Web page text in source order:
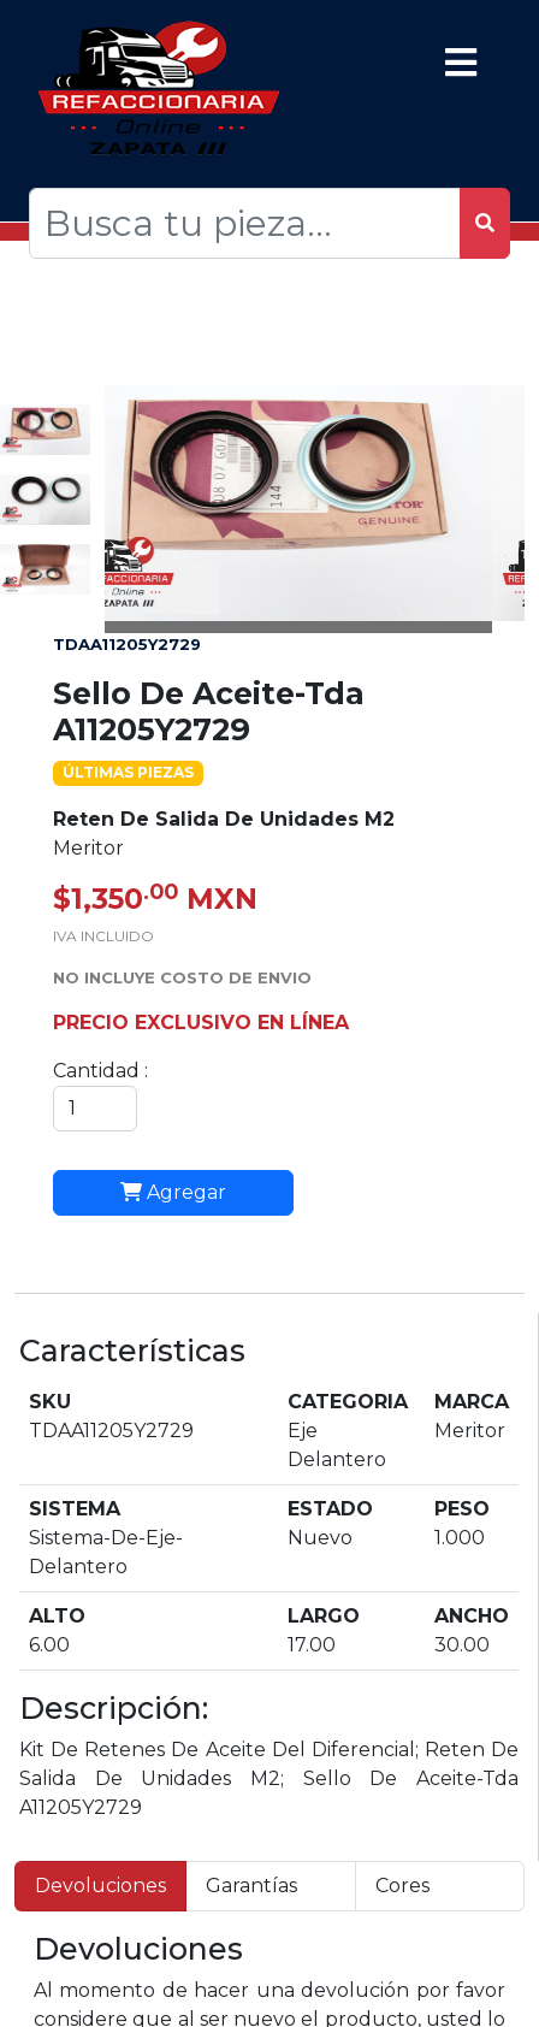
TDAA11205Y2729
Sello De Aceite-Tda
A11205Y2729
ÚLTIMAS PIEZAS
Reten De Salida De Unidades M2
Meritor
$1,350.00 MXN
IVA INCLUIDO
NO INCLUYE COSTO DE ENVIO
PRECIO EXCLUSIVO EN LÍNEA
Cantidad :
Agregar
Características
SKU
TDAA11205Y2729
CATEGORIA
Eje
Delantero
MARCA
Meritor
SISTEMA
Sistema-De-Eje-
Delantero
ESTADO
Nuevo
PESO
1.000
ALTO
6.00
LARGO
17.00
ANCHO
30.00
Descripción:
Kit De Retenes De Aceite Del Diferencial; Reten De
Salida De Unidades M2; Sello De Aceite-Tda
A11205Y2729
Devoluciones Garantías Cores
Devoluciones
Al momento de hacer una devolución por favor
considere que al ser nuevo el producto, usted lo